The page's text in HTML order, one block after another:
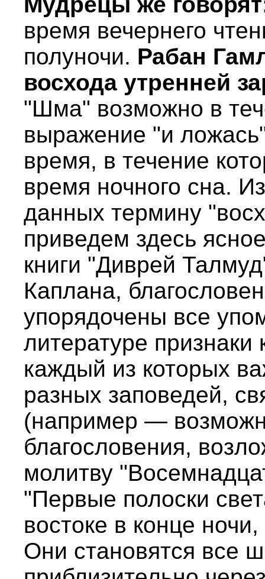
время вечернего
полуночи. Рабан
восхода утренней
"Шма" возможно в
выражение "и
время, в течение
время ночного сна.
данных термину
приведем здесь
книги "Диврей
Каплана,
упорядочены все
литературе
каждый из которых
разных заповедей,
(например —
благословения,
молитву
"Первые полоски
востоке в конце
Они становятся все